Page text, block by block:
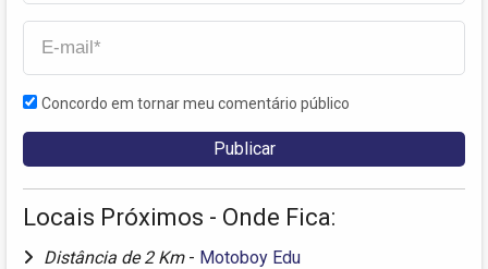
Concordo em tornar meu comentário público
Locais Próximos - Onde Fica:
Distância de 2 Km - Motoboy Edu